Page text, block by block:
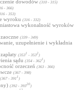
dowodów (310 - 315)
- 366)
- 353)
wyroku (316 - 332)
wykonalność wyroków
(339 - 349)
uzupełnienie i wykładnia
(3531 - 3532)
sądu (354 - 3621 )
orzeczeń (363 - 366)
(367 - 398)
(367 - 391 1 )
(392 - 39320)